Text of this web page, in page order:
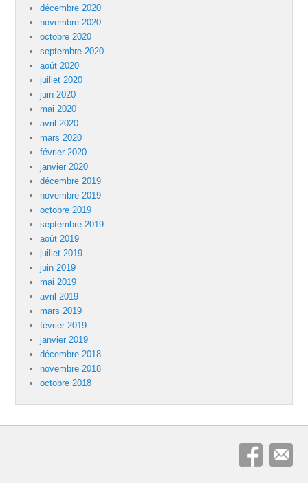
décembre 2020
novembre 2020
octobre 2020
septembre 2020
août 2020
juillet 2020
juin 2020
mai 2020
avril 2020
mars 2020
février 2020
janvier 2020
décembre 2019
novembre 2019
octobre 2019
septembre 2019
août 2019
juillet 2019
juin 2019
mai 2019
avril 2019
mars 2019
février 2019
janvier 2019
décembre 2018
novembre 2018
octobre 2018